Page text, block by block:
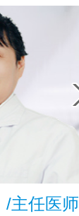
/主任医师